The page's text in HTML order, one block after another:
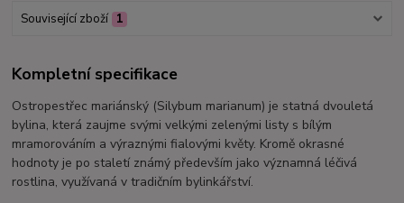
Související zboží 1
Kompletní specifikace
Ostropestřec mariánský (Silybum marianum) je statná dvouletá
bylina, která zaujme svými velkými zelenými listy s bílým
mramorováním a výraznými fialovými květy. Kromě okrasné
hodnoty je po staletí známý především jako významná léčivá
rostlina, využívaná v tradičním bylinkářství.